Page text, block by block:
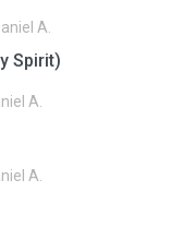
A.
Spirit)
A.
A.